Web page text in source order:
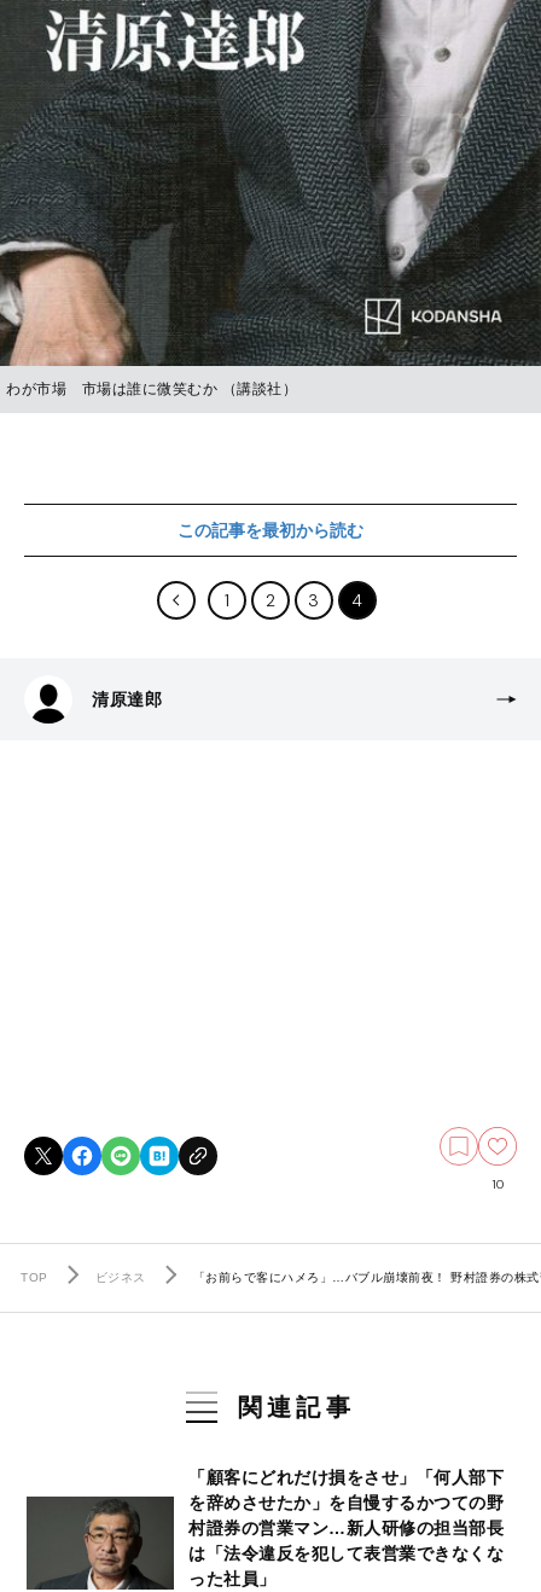
わが市場 市場は誰に微笑むか （講談社）
この記事を最初から読む
1 2 3 4
清原達郎
10
TOP ビジネス 「お前らで客にハメろ」…バブル崩壊前夜！ 野村證券の株
関連記事
「顧客にどれだけ損をさせ」「何人部下
を辞めさせたか」を自慢するかつての野
村證券の営業マン…新人研修の担当部長
は「法令違反を犯して表営業できなくな
った社員」